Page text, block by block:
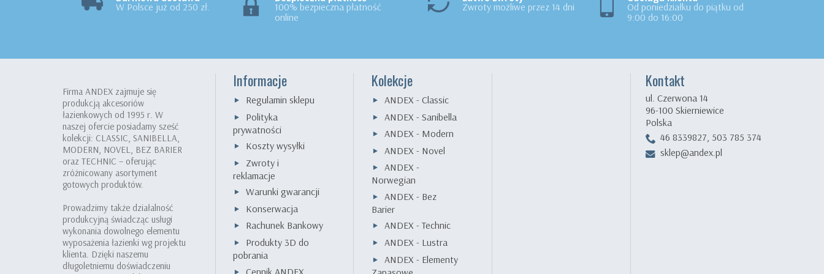
W Polsce już od 250 zł.
100% bezpieczna płatność
online
Zwroty możliwe przez 14 dni
Od poniedziałku do piątku od
9:00 do 16:00
Firma ANDEX zajmuje się
produkcją akcesoriów
łazienkowych od 1995 r. W
naszej ofercie posiadamy sześć
kolekcji: CLASSIC, SANIBELLA,
MODERN, NOVEL, BEZ BARIER
oraz TECHNIC – oferując
zróżnicowany asortyment
gotowych produktów.
Prowadzimy także działalność
produkcyjną świadcząc usługi
wykonania dowolnego elementu
wyposażenia łazienki wg projektu
klienta. Dzięki naszemu
długoletniemu doświadczeniu
Informacje
Regulamin sklepu
Polityka
prywatności
Koszty wysyłki
Zwroty i
reklamacje
Warunki gwarancji
Konserwacja
Rachunek Bankowy
Produkty 3D do
pobrania
Cennik ANDEX
Kolekcje
ANDEX - Classic
ANDEX - Sanibella
ANDEX - Modern
ANDEX - Novel
ANDEX -
Norwegian
ANDEX - Bez
Barier
ANDEX - Technic
ANDEX - Lustra
ANDEX - Elementy
Kontakt
ul. Czerwona 14
96-100 Skierniewice
Polska
46 8339827, 503 785 374
sklep@andex.pl